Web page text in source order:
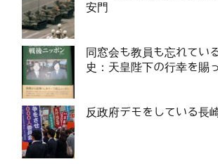
安門
同窓会も教員も忘れてい
史：天皇陛下の行幸を賜
反政府デモをしている長